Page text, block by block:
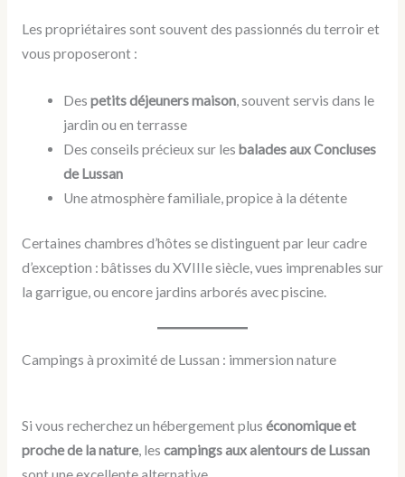
Les propriétaires sont souvent des passionnés du terroir et
vous proposeront :
Despetits déjeuners maison, souvent servis dans le
jardin ou en terrasse
Des conseils précieux sur lesbalades aux Concluses
de Lussan
Une atmosphère familiale, propice à la détente
Certaines chambres d’hôtes se distinguent par leur cadre
d’exception : bâtisses du XVIIIe siècle, vues imprenables sur
la garrigue, ou encore jardins arborés avec piscine.
Campings à proximité de Lussan : immersion nature
Si vous recherchez un hébergement plus économique et
proche de la nature, les campings aux alentours de Lussan